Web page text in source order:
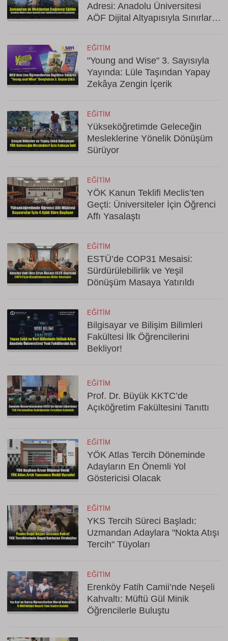
Adresi: Anadolu Üniversitesi
AÖF Dijital Altyapısıyla Sınırları
EĞITIM
"Young and Wise" 3. Sayısıyla
Yayında: Lüle Taşından Yapay
Zekâya Zengin İçerik
EĞITIM
Yükseköğretimde Geleceğin
Mesleklerine Yönelik Dönüşüm
Sürüyor
EĞITIM
YÖK Kanun Teklifi Meclis’ten
Geçti: Üniversiteler İçin Öğrenci
Affı Yasalaştı
EĞITIM
ESTÜ’de COP31 Mesaisi:
Sürdürülebilirlik ve Yeşil
Dönüşüm Masaya Yatırıldı
EĞITIM
Bilgisayar ve Bilişim Bilimleri
Fakültesi İlk Öğrencilerini
Bekliyor!
EĞITIM
Prof. Dr. Büyük KKTC’de
Açıköğretim Fakültesini Tanıttı
EĞITIM
YÖK Atlas Tercih Döneminde
Adayların En Önemli Yol
Göstericisi Olacak
EĞITIM
YKS Tercih Süreci Başladı:
Uzmandan Adaylara "Nokta Atışı
Tercih" Tüyoları
EĞITIM
Erenköy Fatih Camii’nde Neşeli
Kahvaltı: Müftü Gül Minik
Öğrencilerle Buluştu